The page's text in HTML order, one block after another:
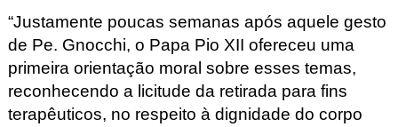
“Justamente poucas semanas após aquele gesto
de Pe. Gnocchi, o Papa Pio XII ofereceu uma
primeira orientação moral sobre esses temas,
reconhecendo a licitude da retirada para fins
terapêuticos, no respeito à dignidade do corpo